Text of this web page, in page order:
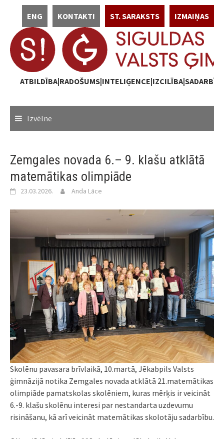
content
IZMAIŅAS
ST. SARAKSTS
KONTAKTI
ENG
Izvēlne
Zemgales novada 6.– 9. klašu atklātā
matemātikas olimpiāde
23.03.2026. Anda Lāce
Skolēnu pavasara brīvlaikā, 10.martā, Jēkabpils Valsts
ģimnāzijā notika Zemgales novada atklātā 21.matemātikas
olimpiāde pamatskolas skolēniem, kuras mērķis ir veicināt
6.-9. klašu skolēnu interesi par nestandarta uzdevumu
risināšanu, kā arī veicināt matemātikas skolotāju sadarbību.